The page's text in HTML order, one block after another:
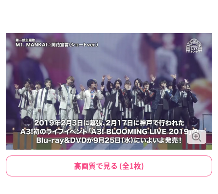
高画質で見る (全1枚)